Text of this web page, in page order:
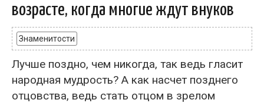
возрасте, когда многие ждут внуков
Знаменитости
Лучше поздно, чем никогда, так ведь гласит
народная мудрость? А как насчет позднего
отцовства, ведь стать отцом в зрелом